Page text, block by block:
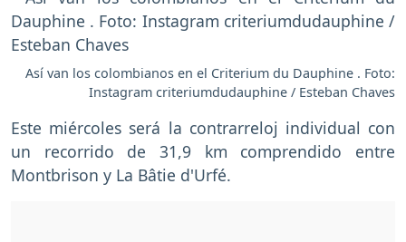
Así van los colombianos en el Criterium du Dauphine . Foto:
Instagram criteriumdudauphine / Esteban Chaves
Este miércoles será la contrarreloj individual con
un recorrido de 31,9 km comprendido entre
Montbrison y La Bâtie d'Urfé.